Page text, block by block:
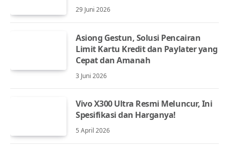
29 Juni 2026
Asiong Gestun, Solusi Pencairan
Limit Kartu Kredit dan Paylater yang
Cepat dan Amanah
3 Juni 2026
Vivo X300 Ultra Resmi Meluncur, Ini
Spesifikasi dan Harganya!
5 April 2026